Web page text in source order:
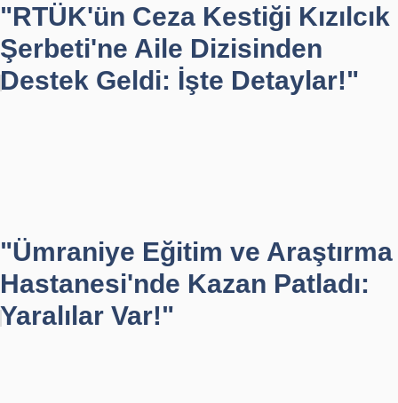
"RTÜK'ün Ceza Kestiği Kızılcık
Şerbeti'ne Aile Dizisinden
Destek Geldi: İşte Detaylar!"
"Ümraniye Eğitim ve Araştırma
Hastanesi'nde Kazan Patladı:
Yaralılar Var!"